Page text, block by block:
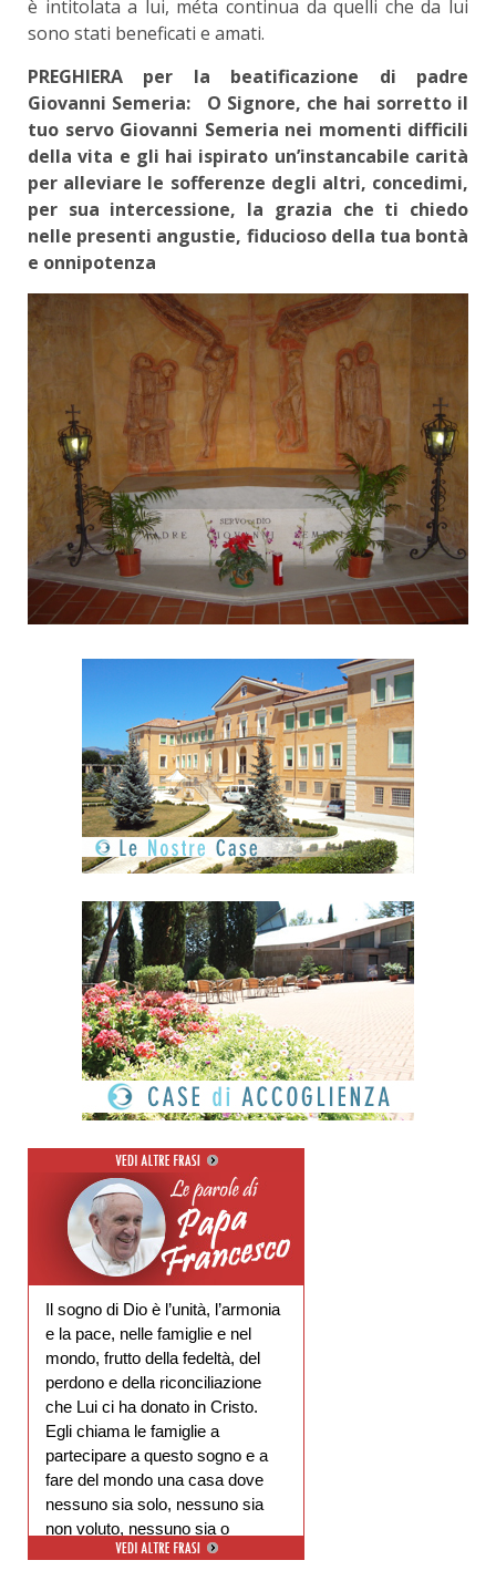
è intitolata a lui, méta continua da quelli che da lui
sono stati beneficati e amati.
PREGHIERA per la beatificazione di padre
Giovanni Semeria: O Signore, che hai sorretto il
tuo servo Giovanni Semeria nei momenti difficili
della vita e gli hai ispirato un’instancabile carità
per alleviare le sofferenze degli altri, concedimi,
per sua intercessione, la grazia che ti chiedo
nelle presenti angustie, fiducioso della tua bontà
e onnipotenza
Il sogno di Dio è l’unità, l’armonia
e la pace, nelle famiglie e nel
mondo, frutto della fedeltà, del
perdono e della riconciliazione
che Lui ci ha donato in Cristo.
Egli chiama le famiglie a
partecipare a questo sogno e a
fare del mondo una casa dove
nessuno sia solo, nessuno sia
non voluto, nessuno sia o